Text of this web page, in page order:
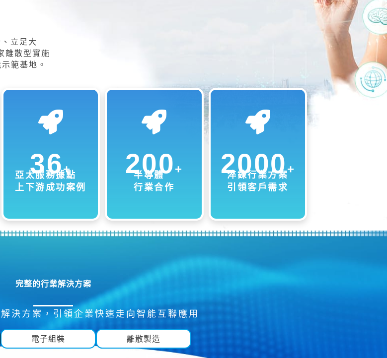
立足大
離散型實施
範基地。
亞太服務據點
上下游成功案例
36+
半導體
行業合作
200+
淬鍊行業方案
引領客戶需求
2000+
完整的行業解決方案
決方案，引領企業快速走向智能互聯應用
電子組裝 離散製造